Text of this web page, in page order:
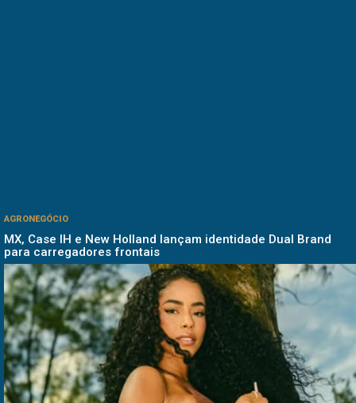
AGRONEGÓCIO
MX, Case IH e New Holland lançam identidade Dual Brand
para carregadores frontais